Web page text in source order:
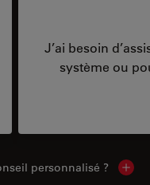
J’ai besoin
système ou
personnalisé ?